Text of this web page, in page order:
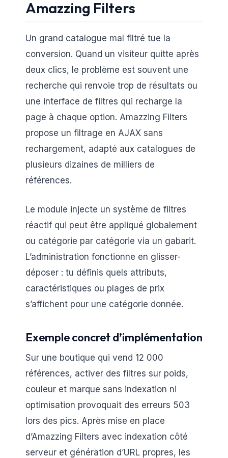
Amazzing Filters
Un grand catalogue mal filtré tue la
conversion. Quand un visiteur quitte après
deux clics, le problème est souvent une
recherche qui renvoie trop de résultats ou
une interface de filtres qui recharge la
page à chaque option. Amazzing Filters
propose un filtrage en AJAX sans
rechargement, adapté aux catalogues de
plusieurs dizaines de milliers de
références.
Le module injecte un système de filtres
réactif qui peut être appliqué globalement
ou catégorie par catégorie via un gabarit.
L’administration fonctionne en glisser-
déposer : tu définis quels attributs,
caractéristiques ou plages de prix
s’affichent pour une catégorie donnée.
Exemple concret d’implémentation
Sur une boutique qui vend 12 000
références, activer des filtres sur poids,
couleur et marque sans indexation ni
optimisation provoquait des erreurs 503
lors des pics. Après mise en place
d’Amazzing Filters avec indexation côté
serveur et génération d’URL propres, les